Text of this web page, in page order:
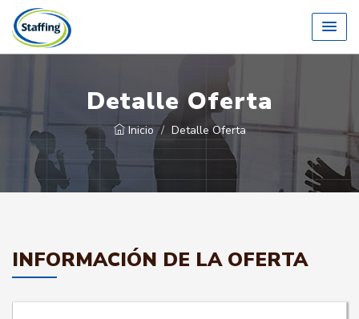
Detalle Oferta
Inicio Detalle Oferta
INFORMACIÓN DE LA OFERTA